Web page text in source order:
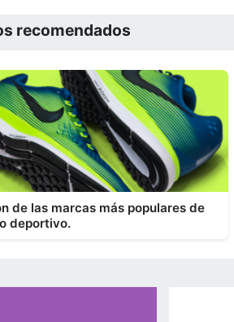
recomendados
de las marcas más populares de
deportivo.